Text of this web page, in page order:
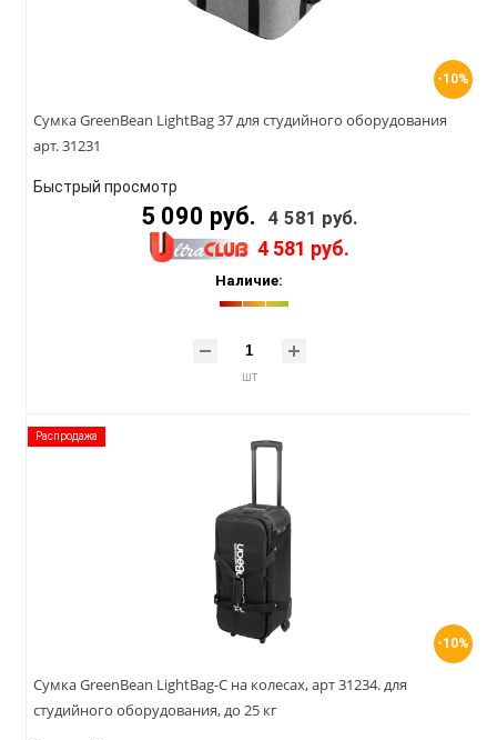
-10%
Сумка GreenBean LightBag 37 для студийного оборудования
арт. 31231
Быстрый просмотр
5 090 руб. 4 581 руб.
4 581 руб.
Наличие:
шт
-10%
Распродажа
Сумка GreenBean LightBag-C на колесах, арт 31234. для
студийного оборудования, до 25 кг